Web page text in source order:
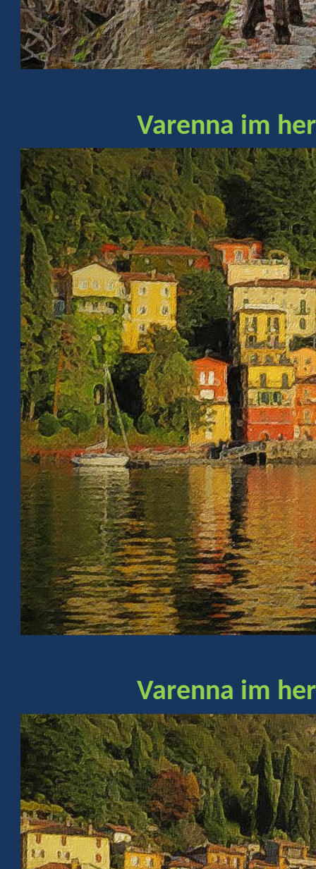
Varenna im
Varenna im